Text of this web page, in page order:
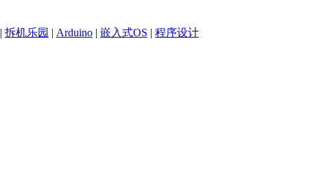
| 拆机乐园 | Arduino | 嵌入式OS | 程序设计